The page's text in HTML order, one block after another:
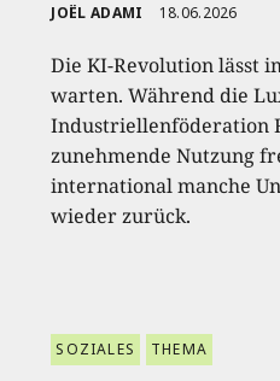
JOËL ADAMI 18.06.2026
Die KI-Revolution lässt
warten. Während die
Industriellenföderation
zunehmende Nutzung
international manche
wieder zurück.
SOZIALES THEMA